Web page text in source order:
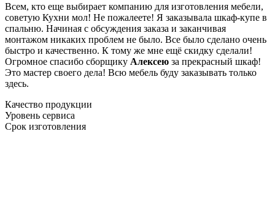
Всем, кто еще выбирает компанию для изготовления мебели,
советую Кухни мол! Не пожалеете! Я заказывала шкаф-купе в
спальню. Начиная с обсуждения заказа и заканчивая
монтажом никаких проблем не было. Все было сделано очень
быстро и качественно. К тому же мне ещё скидку сделали!
Огромное спасибо сборщику Алексею за прекрасный шкаф!
Это мастер своего дела! Всю мебель буду заказывать только
здесь.
Качество продукции
Уровень сервиса
Срок изготовления